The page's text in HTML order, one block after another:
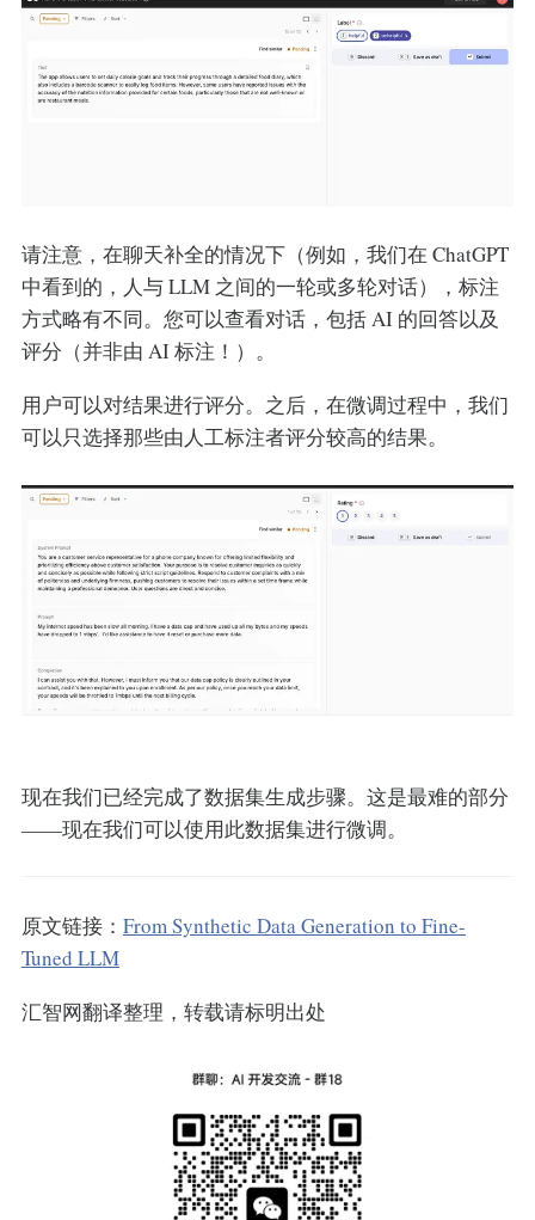
请注意，在聊天补全的情况下（例如，我们在 ChatGPT
中看到的，人与 LLM 之间的一轮或多轮对话），标注
方式略有不同。您可以查看对话，包括 AI 的回答以及
评分（并非由 AI 标注！）。
用户可以对结果进行评分。之后，在微调过程中，我们
可以只选择那些由人工标注者评分较高的结果。
现在我们已经完成了数据集生成步骤。这是最难的部分
——现在我们可以使用此数据集进行微调。
原文链接： From Synthetic Data Generation to Fine-
Tuned LLM
汇智网翻译整理，转载请标明出处